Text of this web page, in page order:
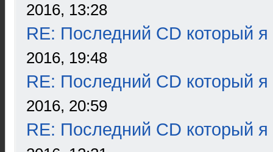
2016, 13:28
RE: Последний CD который я
2016, 19:48
RE: Последний CD который я
2016, 20:59
RE: Последний CD который я